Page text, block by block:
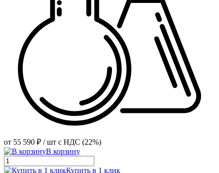
от 55 590 ₽ / шт с НДС (22%)
В корзину
Купить в 1 клик